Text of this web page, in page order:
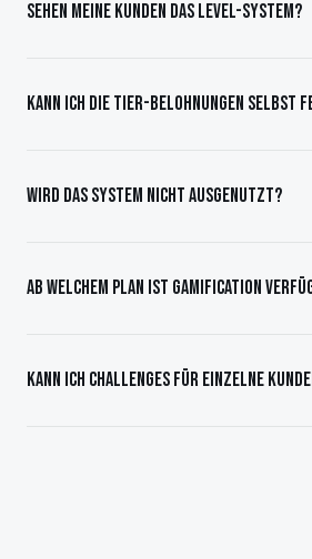
SEHEN MEINE KUNDEN DAS LEVEL-SYSTEM?
KANN ICH DIE TIER-BELOHNUNGEN SELBST
WIRD DAS SYSTEM NICHT AUSGENUTZT?
AB WELCHEM PLAN IST GAMIFICATION
KANN ICH CHALLENGES FÜR EINZELNE